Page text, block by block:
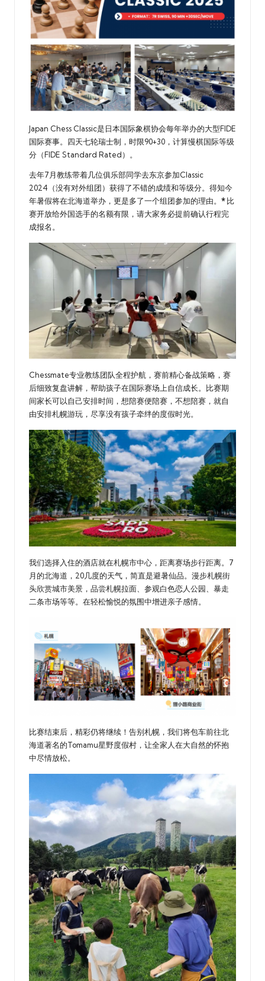
Japan Chess Classic是日本国际象棋协会每年举办的大型FIDE
国际赛事。四天七轮瑞士制，时限90+30，计算慢棋国际等级
分（FIDE Standard Rated）。
去年7月教练带着几位俱乐部同学去东京参加Classic
2024（没有对外组团）获得了不错的成绩和等级分。得知今
年暑假将在北海道举办，更是多了一个组团参加的理由。 *比
赛开放给外国选手的名额有限，请大家务必提前确认行程完
成报名。
Chessmate专业教练团队全程护航，赛前精心备战策略，赛
后细致复盘讲解，帮助孩子在国际赛场上自信成长。比赛期
间家长可以自己安排时间，想陪赛便陪赛，不想陪赛，就自
由安排札幌游玩，尽享没有孩子牵绊的度假时光。
我们选择入住的酒店就在札幌市中心，距离赛场步行距离。7
月的北海道，20几度的天气，简直是避暑仙品。漫步札幌街
头欣赏城市美景，品尝札幌拉面、参观白色恋人公园、暴走
二条市场等等。在轻松愉悦的氛围中增进亲子感情。
比赛结束后，精彩仍将继续！告别札幌，我们将包车前往北
海道著名的Tomamu星野度假村，让全家人在大自然的怀抱
中尽情放松。